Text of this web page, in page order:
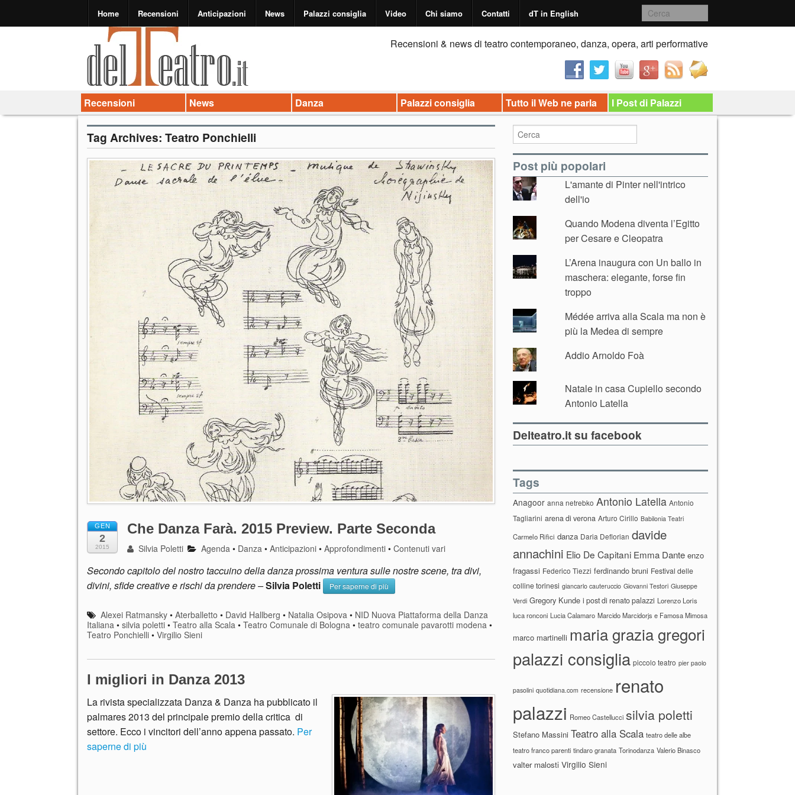
Home Recensioni Anticipazioni News Palazzi consiglia Video Chi siamo Contatti dT in English
Recensioni & news di teatro contemporaneo, danza, opera, arti performative
Recensioni News Danza Palazzi consiglia Tutto il Web ne parla I Post di Palazzi
Tag Archives: Teatro Ponchielli
GEN
2
2015
Che Danza Farà. 2015 Preview. Parte Seconda
Silvia Poletti Agenda • Danza •Anticipazioni •Approfondimenti •Contenuti vari
Secondo capitolo del nostro taccuino della danza prossima ventura sulle nostre scene, tra divi,
divini, sfide creative e rischi da prendere –Silvia Poletti Per saperne di più
Alexei Ratmansky •Aterballetto • David Hallberg • Natalia Osipova • NID Nuova Piattaforma della Danza
Italiana • silvia poletti • Teatro alla Scala • Teatro Comunale di Bologna • teatro comunale pavarotti modena •
Teatro Ponchielli • Virgilio Sieni
I migliori in Danza 2013
La rivista specializzata Danza & Danza ha pubblicato il
palmares 2013 del principale premio della critica di
settore. Ecco i vincitori dell’anno appena passato. Per
saperne di più
Post più popolari
L'amante di Pinter nell'intrico
dell'io
Quando Modena diventa l’Egitto
per Cesare e Cleopatra
L’Arena inaugura con Un ballo in
maschera: elegante, forse fin
troppo
Médée arriva alla Scala ma non è
più la Medea di sempre
Addio Arnoldo Foà
Natale in casa Cupiello secondo
Antonio Latella
Delteatro.it su facebook
Tags
Anagoor anna netrebko Antonio Latella Antonio
Tagliarini arena di verona Arturo Cirillo Babilonia Teatri
Carmelo Rifici danza Daria Deflorian davide
annachini Elio De Capitani Emma Dante enzo
fragassi Federico Tiezzi ferdinando bruni Festival delle
colline torinesi giancarlo cauteruccio Giovanni Testori Giuseppe
Verdi Gregory Kunde i post di renato palazzi Lorenzo Loris
luca ronconi Lucia Calamaro Marcido Marcidorjs e Famosa Mimosa
marco martinelli maria grazia gregori
palazzi consiglia piccolo teatro pier paolo
pasolini quotidiana.com recensione renato
palazzi Romeo Castellucci silvia poletti
Stefano Massini Teatro alla Scala teatro delle albe
teatro franco parenti tindaro granata Torinodanza Valerio Binasco
valter malosti Virgilio Sieni